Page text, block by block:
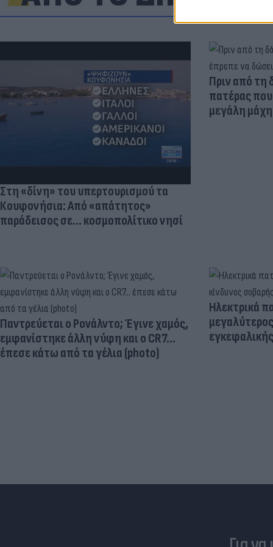
Στη «δίνη» του υπερτουρισμού τα
Κουφονήσια: Από «απάτητος»
παράδεισος σε... κοσμοπολίτικο νησί
Πριν από τη
πατέρας
μεγάλη μάχη
Παντρεύεται ο Ρονάλντο; Έγινε χαμός,
εμφανίστηκε άλλη νύφη και ο CR7…
έπεσε κάτω από τα γέλια (photo)
Ηλεκτρικά